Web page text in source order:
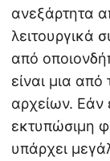
ανεξάρτητα
λειτουργικά
από
είναι μια από
αρχείων. Εάν
εκτυπώσιμη
υπάρχει